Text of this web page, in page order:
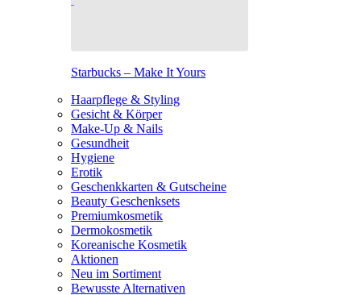
Starbucks – Make It Yours
Haarpflege & Styling
Gesicht & Körper
Make-Up & Nails
Gesundheit
Hygiene
Erotik
Geschenkkarten & Gutscheine
Beauty Geschenksets
Premiumkosmetik
Dermokosmetik
Koreanische Kosmetik
Aktionen
Neu im Sortiment
Bewusste Alternativen